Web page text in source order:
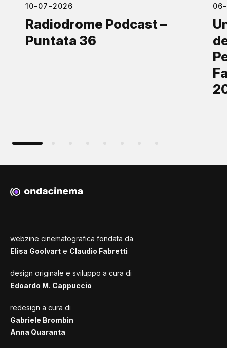
10-07-2026
Radiodrome Podcast –
Puntata 36
webzine cinematografica fondata da
Elisa Goolvart e Claudio Fabretti
design originale e sviluppo a cura di
Edoardo M. Cappuccio
redesign a cura di
Gabriele Brombin
Anna Quaranta